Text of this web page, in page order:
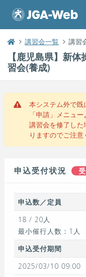
講習会一覧 講習
【鹿児島県】新
習会(養成)
本システム外で既
「申請」メニュ
講習会を修了し
りますのでご注意
申込受付状況
申込数／定員
18 / 20人
最小催行人数：1人
申込受付期間
2025/03/10 09:00